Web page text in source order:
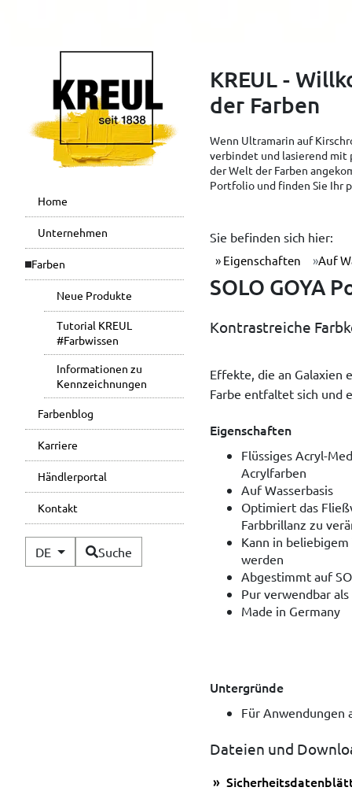
Home
Unternehmen
Farben
Neue Produkte
Tutorial KREUL
#Farbwissen
Informationen zu
Kennzeichnungen
Farbenblog
Karriere
Händlerportal
Kontakt
DE Verfügbare Sprachen
Suche
KREUL -
der Farben
Wenn Ultramarin auf
verbindet und lasierend mit
der Welt der Farben
Portfolio und finden Sie Ihr
Sie befinden sich hier:
Eigenschaften Auf
SOLO GOYA
Kontrastreiche
Effekte, die an Galaxien
Farbe entfaltet sich und
Eigenschaften
Flüssiges Acryl-
Acrylfarben
Auf Wasserbasis
Optimiert das
Farbbrillanz zu
Kann in
werden
Abgestimmt auf
Pur verwendbar
Made in Germany
Untergründe
Für Anwendungen
Dateien und